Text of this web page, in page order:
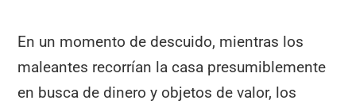
En un momento de descuido, mientras los
maleantes recorrían la casa presumiblemente
en busca de dinero y objetos de valor, los